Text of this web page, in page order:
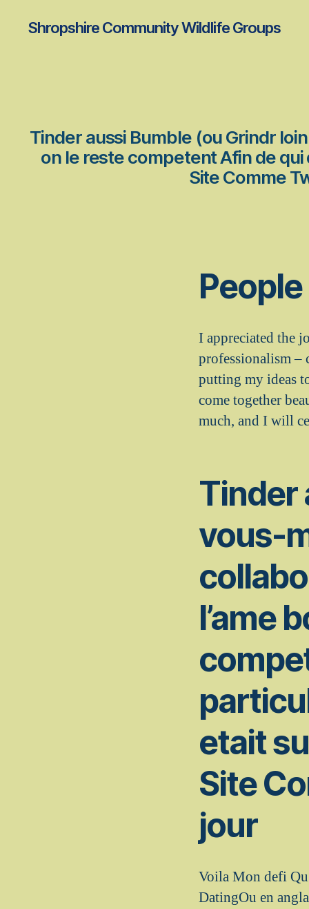
Shropshire Community Wildlife Groups
Tinder aussi Bumble (ou Grindr
on le reste competent Afin de
Site Comme
People
I appreciated the
professionalism –
putting my ideas
come together
much, and I will
Tinder
vous-
l’ame
etait
Site
jour
Voila Mon defi
DatingOu en